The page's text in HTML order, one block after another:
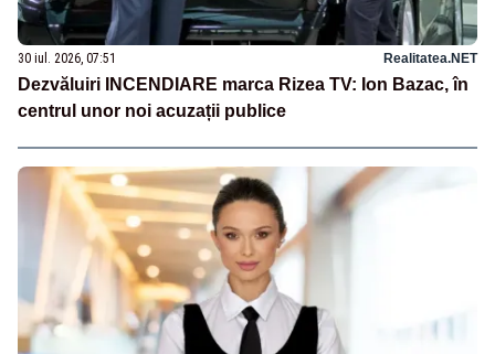
30 iul. 2026, 07:51 Realitatea.NET
Dezvăluiri INCENDIARE marca Rizea TV: Ion Bazac, în
centrul unor noi acuzații publice